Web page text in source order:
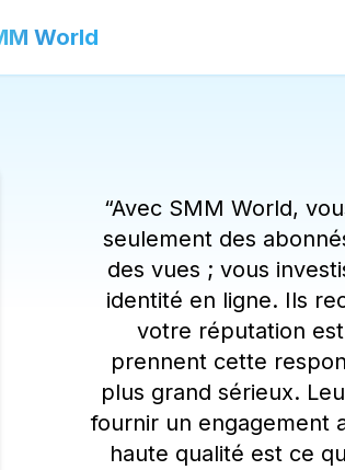
World
“Avec SMM World,
seulement des
des vues ; vous
identité en ligne. Ils
votre réputation
prennent cette
plus grand sérieux.
fournir un engagement
haute qualité est ce